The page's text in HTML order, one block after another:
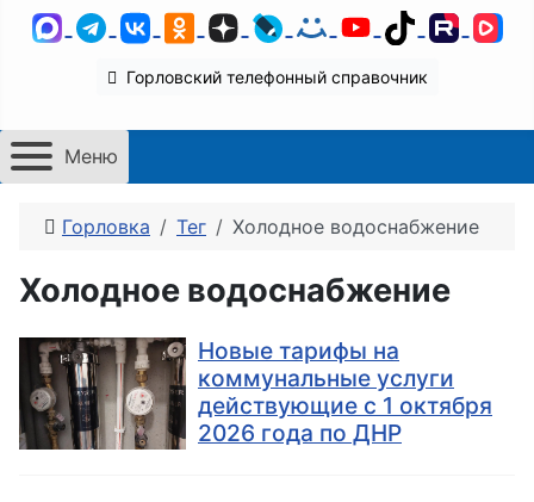
MAXTelegram
ВКонтакте
Одноклассники
ДзенLiveJournal
Мой Мир
YouTube
TikTok
Горловский телефонный справочник
Меню
Горловка Тег Холодное водоснабжение
Холодное водоснабжение
Новые тарифы на
коммунальные услуги
действующие с 1 октября
2026 года по ДНР